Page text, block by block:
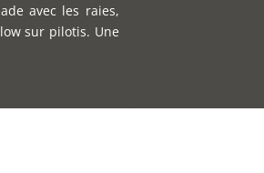
avec les raies,
sur pilotis. Une